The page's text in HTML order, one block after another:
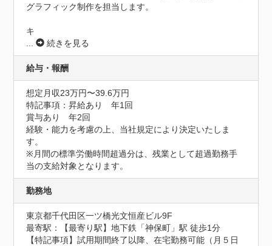
グラフィック制作を担当します。
キ
...
続きを見る
給与・報酬
想定月収23万円〜39.6万円
特記事項：昇給あり　年1回
賞与あり　年2回
経験・能力を考慮の上、当社規定により決定いたしま
す。
※月間の標準労働時間超過分は、残業として超過勤務手
当の支給対象となります。
勤務地
東京都千代田区一ツ橋光文恒産ビル9F
最寄駅：【最寄り駅】地下鉄「神保町」駅 徒歩1分
【特記事項】試用期間終了以降、在宅勤務可能（月５日